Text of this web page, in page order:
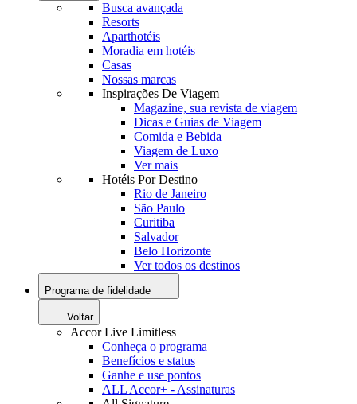
Busca avançada
Resorts
Aparthotéis
Moradia em hotéis
Casas
Nossas marcas
Inspirações De Viagem
Magazine, sua revista de viagem
Dicas e Guias de Viagem
Comida e Bebida
Viagem de Luxo
Ver mais
Hotéis Por Destino
Rio de Janeiro
São Paulo
Curitiba
Salvador
Belo Horizonte
Ver todos os destinos
Programa de fidelidade
Voltar
Accor Live Limitless
Conheça o programa
Benefícios e status
Ganhe e use pontos
ALL Accor+ - Assinaturas